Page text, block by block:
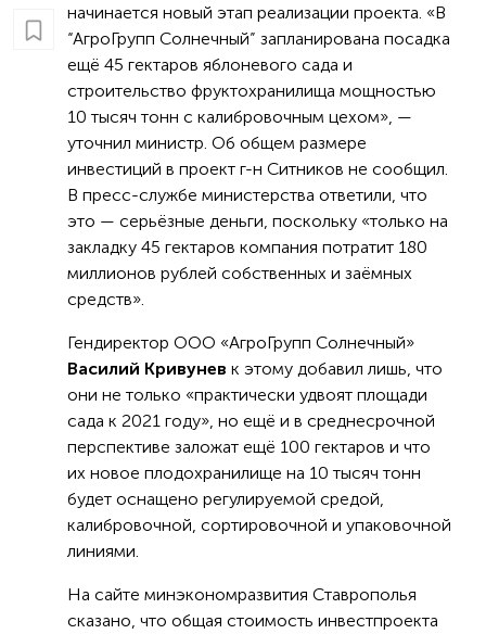
начинается новый этап реализации проекта. «В
“АгроГрупп Солнечный” запланирована посадка
ещё 45 гектаров яблоневого сада и
строительство фруктохранилища мощностью
10 тысяч тонн с калибровочным цехом», —
уточнил министр. Об общем размере
инвестиций в проект г-н Ситников не сообщил.
В пресс-службе министерства ответили, что
это — серьёзные деньги, поскольку «только на
закладку 45 гектаров компания потратит 180
миллионов рублей собственных и заёмных
средств».
Гендиректор ООО «АгроГрупп Солнечный»
Василий Кривунев к этому добавил лишь, что
они не только «практически удвоят площади
сада к 2021 году», но ещё и в среднесрочной
перспективе заложат ещё 100 гектаров и что
их новое плодохранилище на 10 тысяч тонн
будет оснащено регулируемой средой,
калибровочной, сортировочной и упаковочной
линиями.
На сайте минэкономразвития Ставрополья
сказано, что общая стоимость инвестпроекта